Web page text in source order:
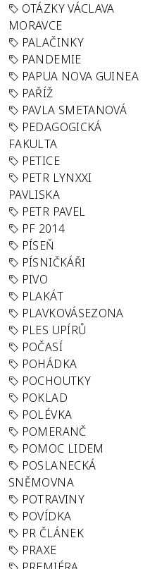
OTÁZKY VÁCLAVA
MORAVCE
PALAČINKY
PANDEMIE
PAPUA NOVA GUINEA
PAŘÍŽ
PAVLA SMETANOVÁ
PEDAGOGICKÁ
FAKULTA
PETICE
PETR LYNXXI
PAVLISKA
PETR PAVEL
PF 2014
PÍSEŇ
PÍSNIČKÁŘI
PIVO
PLAKÁT
PLAVKOVÁSEZONA
PLES UPÍRŮ
POČASÍ
POHÁDKA
POCHOUTKY
POKLAD
POLÉVKA
POMERANČ
POMOC LIDEM
POSLANECKÁ
SNĚMOVNA
POTRAVINY
POVÍDKA
PR ČLÁNEK
PRAXE